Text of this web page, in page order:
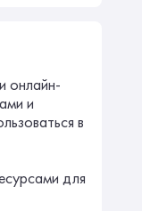
онлайн-
и
в
для